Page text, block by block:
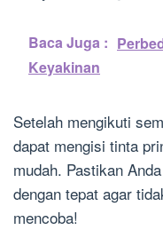
Baca Juga :
Keyakinan
Setelah mengikuti
dapat mengisi tinta
mudah. Pastikan
dengan tepat agar
mencoba!